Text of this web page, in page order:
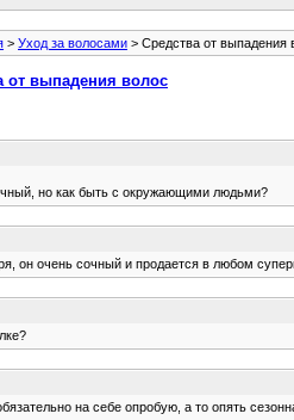
> Уход за волосами > Средства от выпадения
от выпадения волос
но как быть с окружающими людьми?
он очень сочный и продается в любом
на себе опробую, а то опять